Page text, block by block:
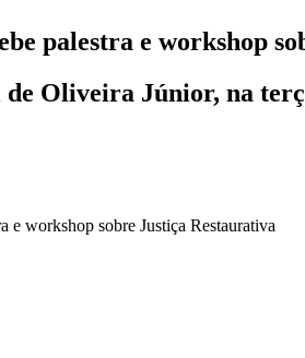
palestra e workshop
Oliveira Júnior, na